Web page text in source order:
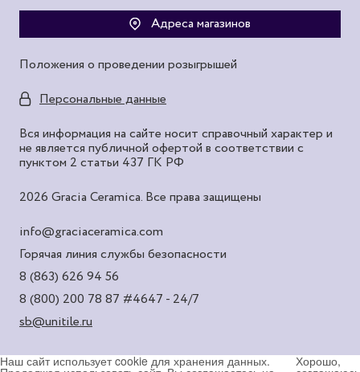
Адреса магазинов
Положения о проведении розыгрышей
Персональные данные
Вся информация на сайте носит справочный характер и
не является публичной офертой в соответствии с
пунктом 2 статьи 437 ГК РФ
2026 Gracia Ceramica. Все права защищены
info@graciaceramica.com
Горячая линия службы безопасности
8 (863) 626 94 56
8 (800) 200 78 87 #4647 - 24/7
sb@unitile.ru
Наш сайт использует cookie для хранения данных. Хорошо,